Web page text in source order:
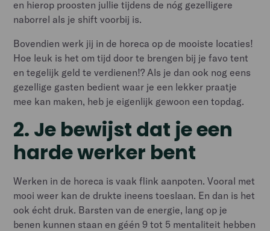
en hierop proosten jullie tijdens de nóg gezelligere
naborrel als je shift voorbij is.
Bovendien werk jij in de horeca op de mooiste locaties!
Hoe leuk is het om tijd door te brengen bij je favo tent
en tegelijk geld te verdienen!? Als je dan ook nog eens
gezellige gasten bedient waar je een lekker praatje
mee kan maken, heb je eigenlijk gewoon een topdag.
2. Je bewijst dat je een
harde werker bent
Werken in de horeca is vaak flink aanpoten. Vooral met
mooi weer kan de drukte ineens toeslaan. En dan is het
ook écht druk. Barsten van de energie, lang op je
benen kunnen staan en géén 9 tot 5 mentaliteit hebben